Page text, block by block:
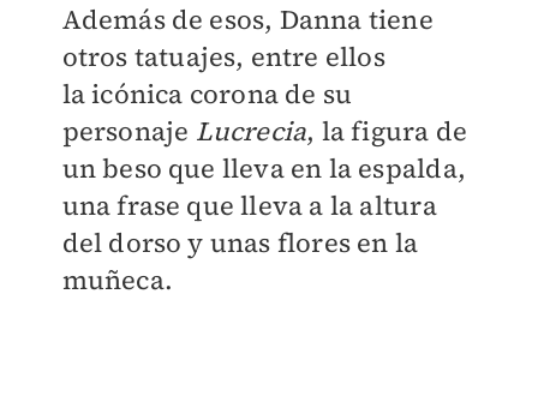
Además de esos, Danna tiene
otros tatuajes, entre ellos
laicónica corona de su
personaje Lucrecia, la figura de
un beso que lleva en la espalda,
una frase que lleva a la altura
del dorso y unas flores en la
muñeca.